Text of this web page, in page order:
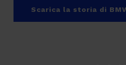
Scarica la storia di